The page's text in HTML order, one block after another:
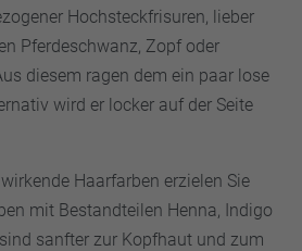
Hochsteckfrisuren, lieber
Pferdeschwanz, Zopf oder
diesem ragen dem ein paar lose
wird er locker auf der Seite
Haarfarben erzielen Sie
mit Bestandteilen Henna, Indigo
sanfter zur Kopfhaut und zum